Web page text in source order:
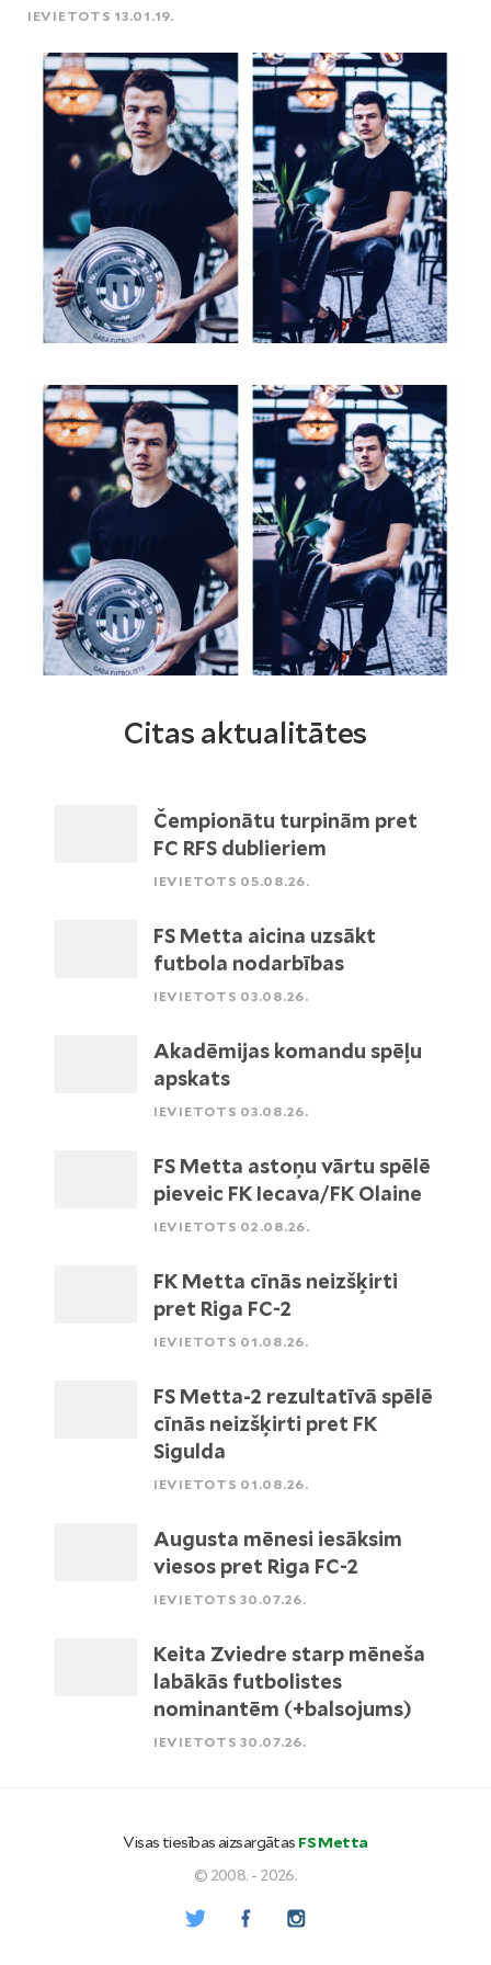
IEVIETOTS 13.01.19.
Citas aktualitātes
Čempionātu turpinām pret
FC RFS dublieriem
IEVIETOTS 05.08.26.
FS Metta aicina uzsākt
futbola nodarbības
IEVIETOTS 03.08.26.
Akadēmijas komandu spēļu
apskats
IEVIETOTS 03.08.26.
FS Metta astoņu vārtu spēlē
pieveic FK Iecava/FK Olaine
IEVIETOTS 02.08.26.
FK Metta cīnās neizšķirti
pret Riga FC-2
IEVIETOTS 01.08.26.
FS Metta-2 rezultatīvā spēlē
cīnās neizšķirti pret FK
Sigulda
IEVIETOTS 01.08.26.
Augusta mēnesi iesāksim
viesos pret Riga FC-2
IEVIETOTS 30.07.26.
Keita Zviedre starp mēneša
labākās futbolistes
nominantēm (+balsojums)
IEVIETOTS 30.07.26.
Visas tiesības aizsargātas FS Metta
© 2008. - 2026.